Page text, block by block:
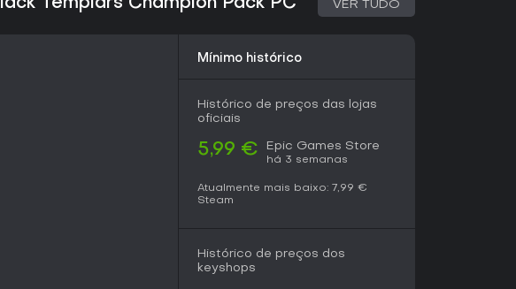
Templars Champion Pack PC VER TUDO
Mínimo histórico
Histórico de preços das lojas
oficiais
5,99 € Epic Games Store
há 3 semanas
Atualmente mais baixo: 7,99 €
Steam
Histórico de preços dos
keyshops